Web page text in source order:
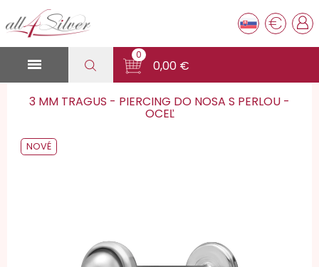
€

0
0,00 €
3 MM TRAGUS - PIERCING DO NOSA S PERLOU -
OCEĽ
NOVÉ